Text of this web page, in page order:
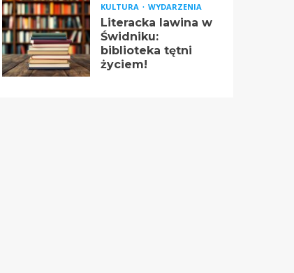
KULTURA WYDARZENIA
Literacka lawina w
Świdniku:
biblioteka tętni
życiem!